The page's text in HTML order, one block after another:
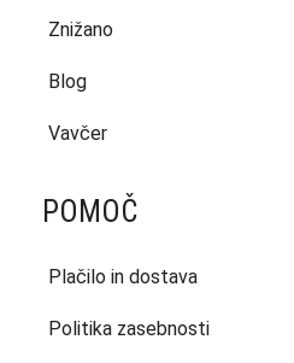
Znižano
Blog
Vavčer
POMOČ
Plačilo in dostava
Politika zasebnosti